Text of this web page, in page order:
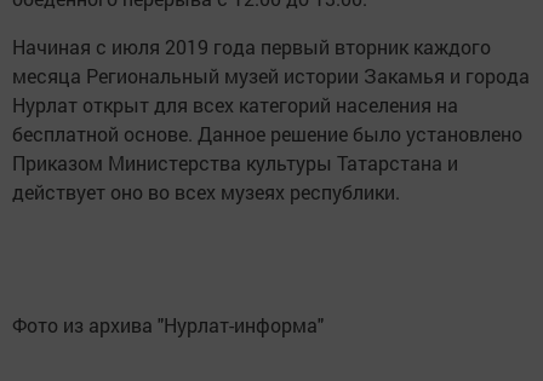
Начиная с июля 2019 года первый вторник каждого
месяца Региональный музей истории Закамья и города
Нурлат открыт для всех категорий населения на
бесплатной основе. Данное решение было установлено
Приказом Министерства культуры Татарстана и
действует оно во всех музеях республики.
Фото из архива "Нурлат-информа"